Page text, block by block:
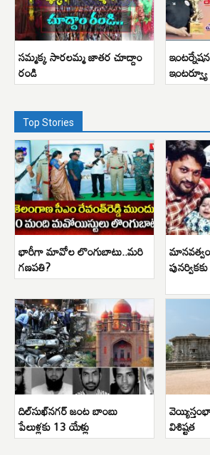
సమ్మక్క సారలమ్మ జాతర చూద్దాం
రండి ఇంటర్వ్యూ
Top Stories
భారీగా మావోల లొంగుబాటు..మరి
గణపతి?
మానవత్వం
దిల్‌సుఖ్‌నగర్ జంట బాంబు
పేలుళ్లకు 13 యేళ్లు విశిష్టత